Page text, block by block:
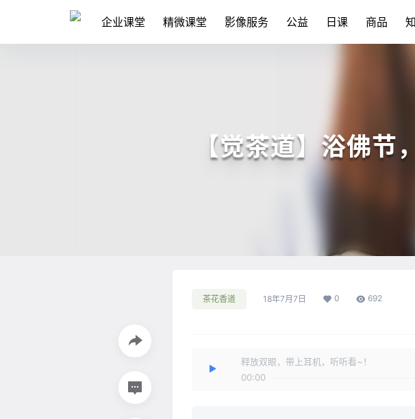
企业课堂 精微课堂 影像服务 公益 日课 商品
【觉茶道】浴佛
茶花香道 18年7月7日 0 692
释放双眼，带上耳机，听听看~！
00:00